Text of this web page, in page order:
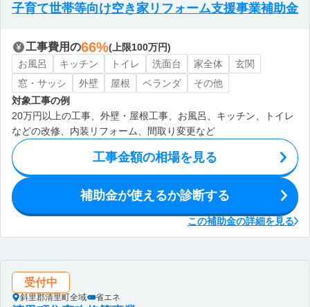
子育て世帯等向け空き家リフォーム支援事業補助金
工事費用の66%(上限100万円)
お風呂
キッチン トイレ 洗面台 家全体
玄関
窓・サッシ
外壁 屋根 ベランダ
その他
対象工事の例
20万円以上の工事、外壁・屋根工事、お風呂、キッチン、トイレ
などの改修、内装リフォーム、間取り変更など
工事金額の相場を見る
補助金が使えるか診断する
この補助金の詳細を見る
受付中
斜里郡清里町全域 省エネ